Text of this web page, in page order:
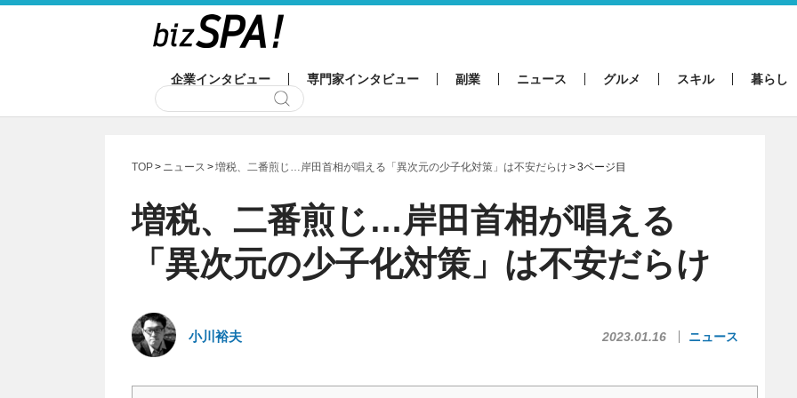
企業インタビュー 専門家インタビュー 副業 ニュース グルメ スキル 暮らし
TOP ニュース 増税、二番煎じ…岸田首相が唱える「異次元の少子化対策」は不安だらけ 3ページ目
増税、二番煎じ…岸田首相が唱える
「異次元の少子化対策」は不安だらけ
小川裕夫 2023.01.16 ニュース